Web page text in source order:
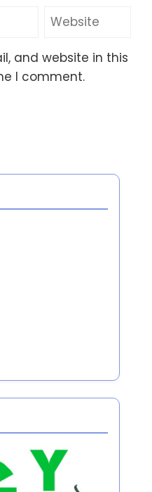
and website in this
I comment.